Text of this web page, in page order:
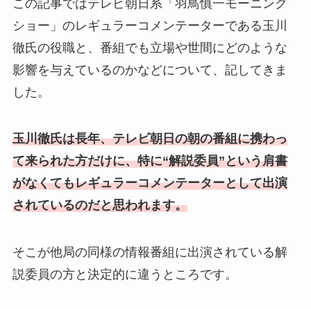
この記事ではテレビ朝日系「羽鳥慎一モーニング
ショー」のレギュラーコメンテーターである玉川
徹氏の役職と、番組でも立場や世間にどのような
影響を与えているのかなどについて、記してきま
した。
玉川徹氏は長年、テレビ朝日の朝の番組に携わっ
て来られた方だけに、特に“解説委員”という肩書
がなくてもレギュラーコメンテーターとして出演
されているのだと思われます。
そこが他局の同様の情報番組に出演されている解
説委員の方と決定的に違うところです。